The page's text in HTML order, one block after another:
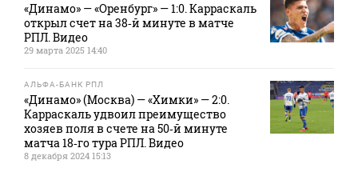
«Динамо» — «Оренбург» — 1:0. Карраскаль
открыл счет на 38‑й минуте в матче
РПЛ. Видео
29 марта 2025 14:40
АЛЬФА-БАНК РПЛ
«Динамо» (Москва) — «Химки» — 2:0.
Карраскаль удвоил преимущество
хозяев поля в счете на 50‑й минуте
матча 18‑го тура РПЛ. Видео
8 декабря 2024 15:13